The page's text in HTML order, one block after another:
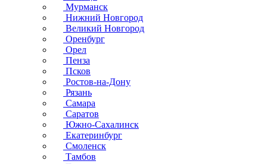
Мурманск
Нижний Новгород
Великий Новгород
Оренбург
Орел
Пенза
Псков
Ростов-на-Дону
Рязань
Самара
Саратов
Южно-Сахалинск
Екатеринбург
Смоленск
Тамбов